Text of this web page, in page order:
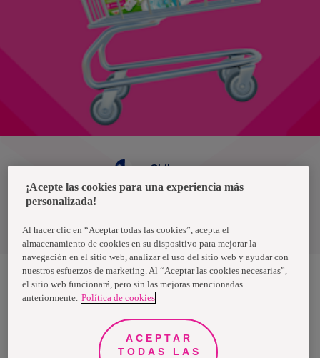
Términos y condiciones
Chile
Nosotras, una marca de Essity - una compañía global líder en
mundo, utilizan nuestros productos, servicios y soluciones. Nuestro
propósito es romper barreras por el bienestar en beneficio de
consumidores, pacientes, cuidadores, clientes y la sociedad en
general. Vendemos en aproximadamente 150 países bajo las
¡Acepte las cookies para una experiencia más
personalizada!
Al hacer clic en “Aceptar todas las cookies”, acepta el
almacenamiento de cookies en su dispositivo para mejorar la
navegación en el sitio web, analizar el uso del sitio web y ayudar con
nuestros esfuerzos de marketing. Al “Aceptar las cookies necesarias”,
el sitio web funcionará, pero sin las mejoras mencionadas
anteriormente. Política de cookies
ACEPTAR
TODAS LAS